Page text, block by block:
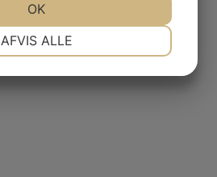
AFVIS ALLE
OK